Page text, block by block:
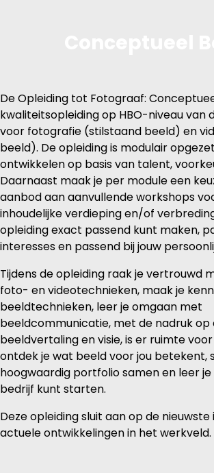
De Opleiding tot Fotograaf:
kwaliteitsopleiding op HBO-niveau van
voor fotografie (stilstaand beeld) en
beeld). De opleiding is modulair
ontwikkelen op basis van talent,
Daarnaast maak je per module een
aanbod aan aanvullende workshops
inhoudelijke verdieping en/of
opleiding exact passend kunt maken,
interesses en passend bij jouw
Tijdens de opleiding raak je vertrouwd
foto- en videotechnieken, maak je
beeldtechnieken, leer je omgaan met
beeldcommunicatie, met de nadruk op
beeldvertaling en visie, is er ruimte
ontdek je wat beeld voor jou betekent,
hoogwaardig portfolio samen en leer je
bedrijf kunt starten.
Deze opleiding sluit aan op de
actuele ontwikkelingen in het werkveld.